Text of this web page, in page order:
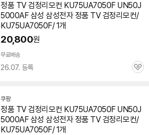
정품 TV 검정리모컨 KU75UA7050F UN50J
5000AF 삼성 삼성전자 정품 TV 검정리모컨/
KU75UA7050F/ 1개
20,800원
무료배송
26.07. 등록
관
쿠팡
정품 TV 검정리모컨 KU75UA7050F UN50J
5000AF 삼성 삼성전자 정품 TV 검정리모컨/
KU75UA7050F/ 1개